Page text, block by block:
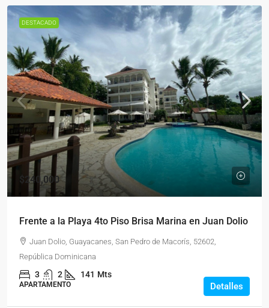
DESTACADO
$240,000
Frente a la Playa 4to Piso Brisa Marina en Juan Dolio
Juan Dolio, Guayacanes, San Pedro de Macorís, 52602,
República Dominicana
3 2 141 Mts
APARTAMENTO Detalles